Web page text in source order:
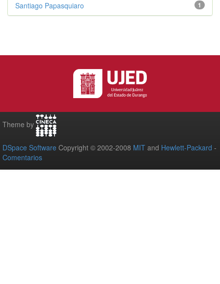
1
Santiago Papasquiaro
Theme by
DSpace Software Copyright © 2002-2008 MIT and Hewlett-Packard -
Comentarios